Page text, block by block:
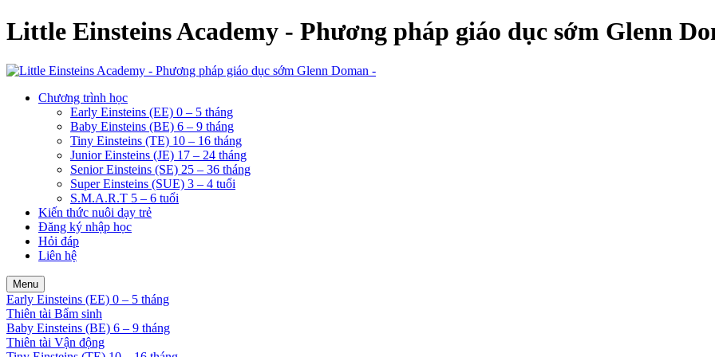
Little Einsteins Academy - Phương pháp giáo dục sớm Glenn
Chương trình học
Early Einsteins (EE) 0 – 5 tháng
Baby Einsteins (BE) 6 – 9 tháng
Tiny Einsteins (TE) 10 – 16 tháng
Junior Einsteins (JE) 17 – 24 tháng
Senior Einsteins (SE) 25 – 36 tháng
Super Einsteins (SUE) 3 – 4 tuổi
S.M.A.R.T 5 – 6 tuổi
Kiến thức nuôi dạy trẻ
Đăng ký nhập học
Hỏi đáp
Liên hệ
Menu
Early Einsteins (EE) 0 – 5 tháng
Thiên tài Bẩm sinh
Baby Einsteins (BE) 6 – 9 tháng
Thiên tài Vận động